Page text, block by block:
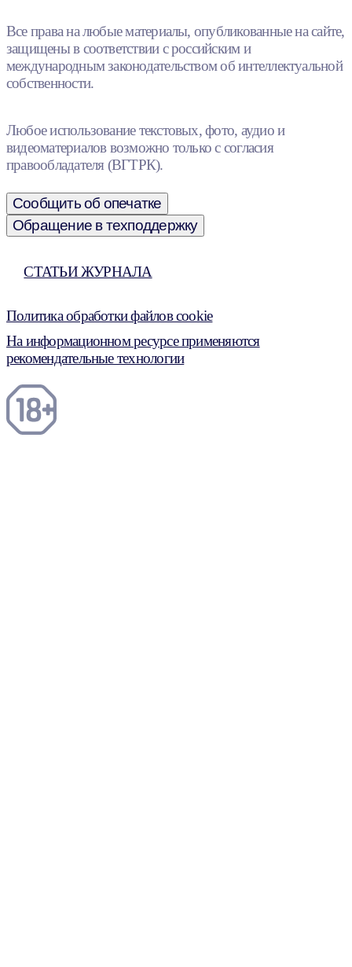
Все права на любые материалы, опубликованные на сайте,
защищены в соответствии с российским и
международным законодательством об интеллектуальной
собственности.
Любое использование текстовых, фото, аудио и
видеоматериалов возможно только с согласия
правообладателя (ВГТРК).
Сообщить об опечатке
Обращение в техподдержку
СТАТЬИ ЖУРНАЛА
Политика обработки файлов cookie
На информационном ресурсе применяются
рекомендательные технологии